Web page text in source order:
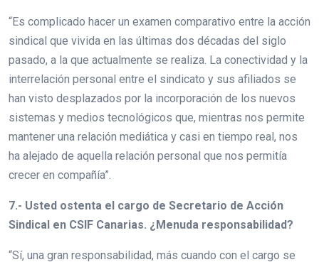
“Es complicado hacer un examen comparativo entre la acción
sindical que vivida en las últimas dos décadas del siglo
pasado, a la que actualmente se realiza. La conectividad y la
interrelación personal entre el sindicato y sus afiliados se
han visto desplazados por la incorporación de los nuevos
sistemas y medios tecnológicos que, mientras nos permite
mantener una relación mediática y casi en tiempo real, nos
ha alejado de aquella relación personal que nos permitía
crecer en compañía”.
7.- Usted ostenta el cargo de Secretario de Acción
Sindical en CSIF Canarias. ¿Menuda responsabilidad?
“Sí, una gran responsabilidad, más cuando con el cargo se